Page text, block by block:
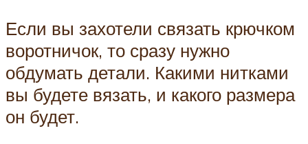
Если вы захотели связать крючком
воротничок, то сразу нужно
обдумать детали. Какими нитками
вы будете вязать, и какого размера
он будет.